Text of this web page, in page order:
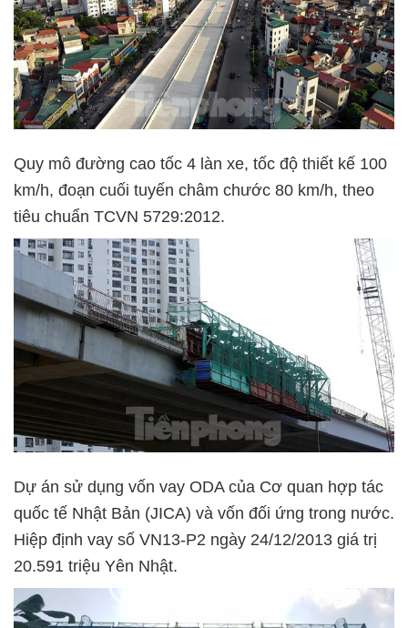
Quy mô đường cao tốc 4 làn xe, tốc độ thiết kế 100
km/h, đoạn cuối tuyến châm chước 80 km/h, theo
tiêu chuẩn TCVN 5729:2012.
Dự án sử dụng vốn vay ODA của Cơ quan hợp tác
quốc tế Nhật Bản (JICA) và vốn đối ứng trong nước.
Hiệp định vay số VN13-P2 ngày 24/12/2013 giá trị
20.591 triệu Yên Nhật.